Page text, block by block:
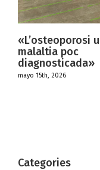
una
poc
2026
Categories